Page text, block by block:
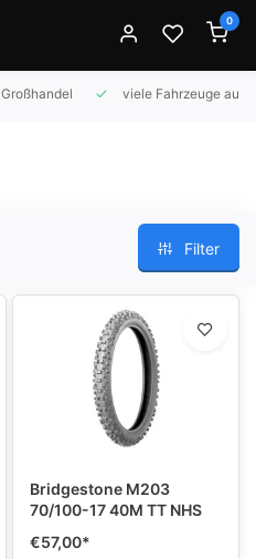
0
Großhandel viele Fahrzeuge auf
Filter
Bridgestone M203
70/100-17 40M TT NHS
€57,00*